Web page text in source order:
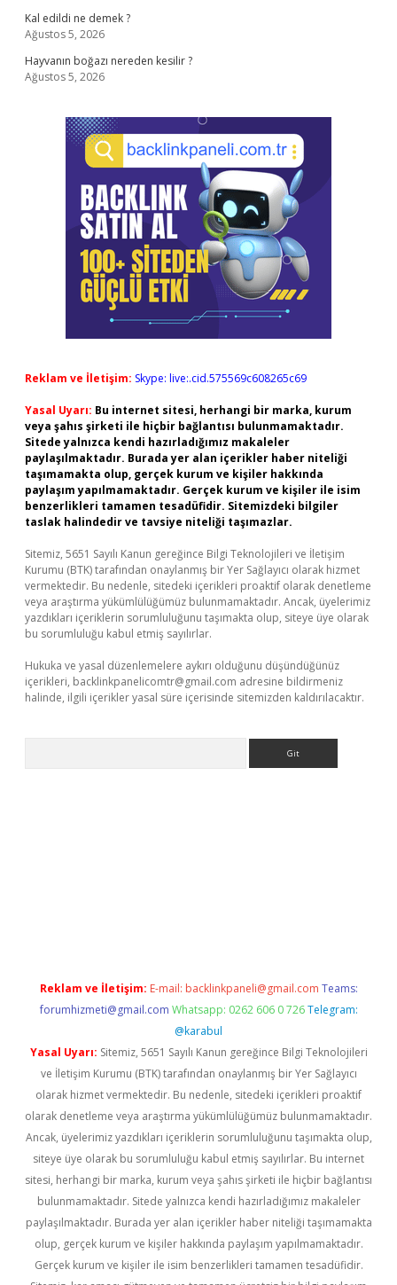
Kal edildi ne demek ?
Ağustos 5, 2026
Hayvanın boğazı nereden kesilir ?
Ağustos 5, 2026
Reklam ve İletişim: Skype: live:.cid.575569c608265c69
Yasal Uyarı: Bu internet sitesi, herhangi bir marka, kurum
veya şahıs şirketi ile hiçbir bağlantısı bulunmamaktadır.
Sitede yalnızca kendi hazırladığımız makaleler
paylaşılmaktadır. Burada yer alan içerikler haber niteliği
taşımamakta olup, gerçek kurum ve kişiler hakkında
paylaşım yapılmamaktadır. Gerçek kurum ve kişiler ile isim
benzerlikleri tamamen tesadüfidir. Sitemizdeki bilgiler
taslak halindedir ve tavsiye niteliği taşımazlar.
Sitemiz, 5651 Sayılı Kanun gereğince Bilgi Teknolojileri ve İletişim
Kurumu (BTK) tarafından onaylanmış bir Yer Sağlayıcı olarak hizmet
vermektedir. Bu nedenle, sitedeki içerikleri proaktif olarak denetleme
veya araştırma yükümlülüğümüz bulunmamaktadır. Ancak, üyelerimiz
yazdıkları içeriklerin sorumluluğunu taşımakta olup, siteye üye olarak
bu sorumluluğu kabul etmiş sayılırlar.
Hukuka ve yasal düzenlemelere aykırı olduğunu düşündüğünüz
içerikleri, backlinkpanelicomtr@gmail.com adresine bildirmeniz
halinde, ilgili içerikler yasal süre içerisinde sitemizden kaldırılacaktır.
Reklam ve İletişim: E-mail: backlinkpaneli@gmail.com Teams:
forumhizmeti@gmail.com Whatsapp: 0262 606 0 726 Telegram:
@karabul
Yasal Uyarı: Sitemiz, 5651 Sayılı Kanun gereğince Bilgi Teknolojileri
ve İletişim Kurumu (BTK) tarafından onaylanmış bir Yer Sağlayıcı
olarak hizmet vermektedir. Bu nedenle, sitedeki içerikleri proaktif
olarak denetleme veya araştırma yükümlülüğümüz bulunmamaktadır.
Ancak, üyelerimiz yazdıkları içeriklerin sorumluluğunu taşımakta olup,
siteye üye olarak bu sorumluluğu kabul etmiş sayılırlar. Bu internet
sitesi, herhangi bir marka, kurum veya şahıs şirketi ile hiçbir bağlantısı
bulunmamaktadır. Sitede yalnızca kendi hazırladığımız makaleler
paylaşılmaktadır. Burada yer alan içerikler haber niteliği taşımamakta
olup, gerçek kurum ve kişiler hakkında paylaşım yapılmamaktadır.
Gerçek kurum ve kişiler ile isim benzerlikleri tamamen tesadüfidir.